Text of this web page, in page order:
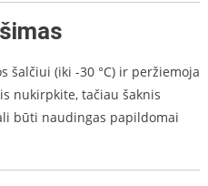
šalčiui (iki -30 °C) ir peržiemoja
nukirpkite, tačiau šaknis
būti naudingas papildomai